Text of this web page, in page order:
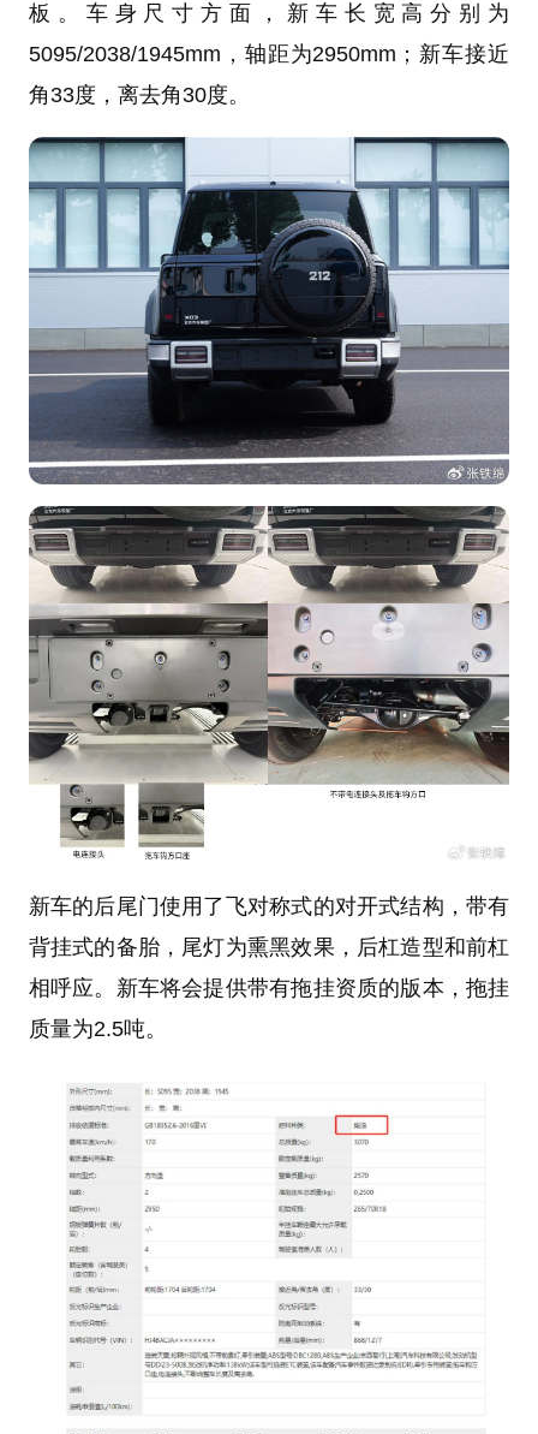
板。车身尺寸方面，新车长宽高分别为
5095/2038/1945mm，轴距为2950mm；新车接近
角33度，离去角30度。
新车的后尾门使用了飞对称式的对开式结构，带有
背挂式的备胎，尾灯为熏黑效果，后杠造型和前杠
相呼应。新车将会提供带有拖挂资质的版本，拖挂
质量为2.5吨。